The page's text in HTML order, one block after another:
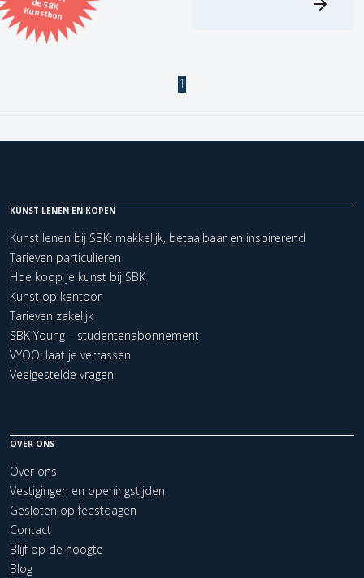
Kunstbon
Kunstenaar
Kerncollectie
2 items. Pagina: 1
1
KUNST LENEN EN KOPEN
Kunst lenen bij SBK: makkelijk, betaalbaar en inspirerend
Tarieven particulieren
Hoe koop je kunst bij SBK
Kunst op kantoor
Tarieven zakelijk
SBK Young – studentenabonnement
VYOO: laat je verrassen
Veelgestelde vragen
OVER ONS
Over ons
Vestigingen en openingstijden
Gesloten op feestdagen
Contact
Blijf op de hoogte
Blog